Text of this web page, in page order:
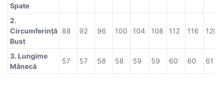
Spate
2.
Circumferință
Bust
88 92 96 100 104 108 112 116 120
3. Lungime
Mânecă
57 57 58 58 59 59 60 60 61